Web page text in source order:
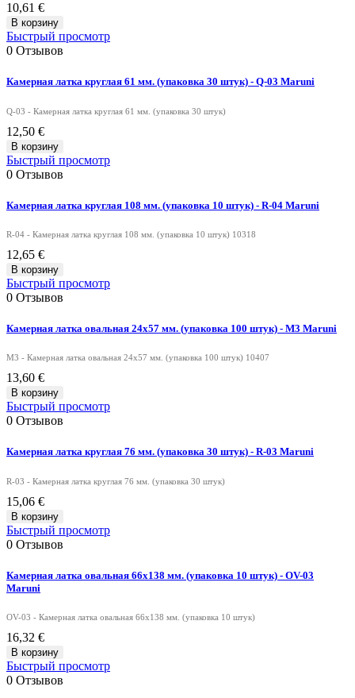
10,61 €
В корзину
Быстрый просмотр
0 Отзывов
Камерная латка круглая 61 мм. (упаковка 30 штук) - Q-03 Maruni
Q-03 - Камерная латка круглая 61 мм. (упаковка 30 штук)
12,50 €
В корзину
Быстрый просмотр
0 Отзывов
Камерная латка круглая 108 мм. (упаковка 10 штук) - R-04 Maruni
R-04 - Камерная латка круглая 108 мм. (упаковка 10 штук) 10318
12,65 €
В корзину
Быстрый просмотр
0 Отзывов
Камерная латка овальная 24х57 мм. (упаковка 100 штук) - M3 Maruni
M3 - Камерная латка овальная 24х57 мм. (упаковка 100 штук) 10407
13,60 €
В корзину
Быстрый просмотр
0 Отзывов
Камерная латка круглая 76 мм. (упаковка 30 штук) - R-03 Maruni
R-03 - Камерная латка круглая 76 мм. (упаковка 30 штук)
15,06 €
В корзину
Быстрый просмотр
0 Отзывов
Камерная латка овальная 66х138 мм. (упаковка 10 штук) - OV-03
Maruni
OV-03 - Камерная латка овальная 66х138 мм. (упаковка 10 штук)
16,32 €
В корзину
Быстрый просмотр
0 Отзывов